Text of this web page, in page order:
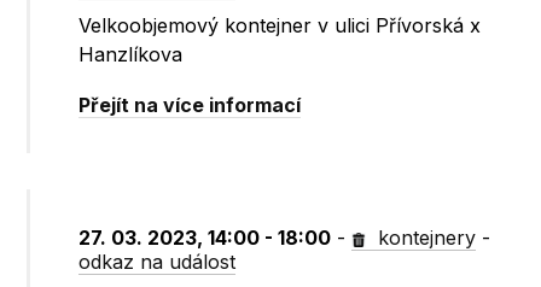
Velkoobjemový kontejner v ulici Přívorská x
Hanzlíkova
Přejít na více informací
27. 03. 2023, 14:00 - 18:00 - kontejnery -
odkaz na událost